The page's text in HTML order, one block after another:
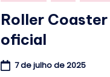
Roller
oficial
7 de julho de 2025